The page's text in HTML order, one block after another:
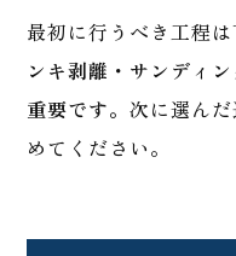
最初に行うべき工程は
ンキ剥離・サンディ
重要です。次に選ん
めてください。